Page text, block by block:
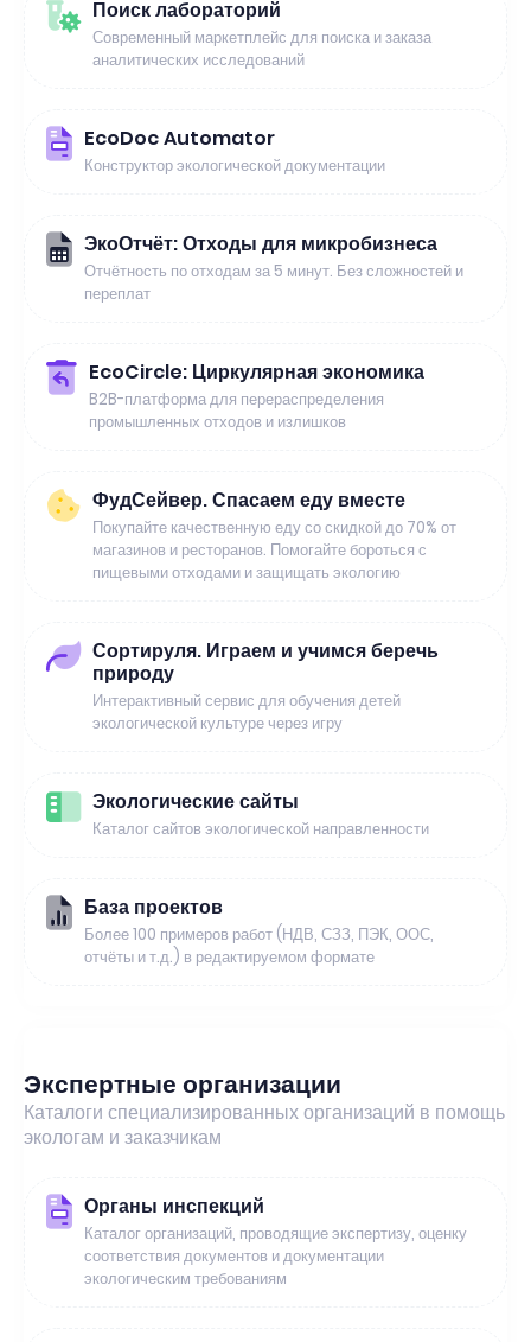
Поиск лабораторий
Современный маркетплейс для поиска и заказа
аналитических исследований
EcoDoc Automator
Конструктор экологической документации
ЭкоОтчёт: Отходы для микробизнеса
Отчётность по отходам за 5 минут. Без сложностей и
переплат
EcoCircle: Циркулярная экономика
B2B-платформа для перераспределения
промышленных отходов и излишков
ФудСейвер. Спасаем еду вместе
Покупайте качественную еду со скидкой до 70% от
магазинов и ресторанов. Помогайте бороться с
пищевыми отходами и защищать экологию
Сортируля. Играем и учимся беречь
природу
Интерактивный сервис для обучения детей
экологической культуре через игру
Экологические сайты
Каталог сайтов экологической направленности
База проектов
Более 100 примеров работ (НДВ, СЗЗ, ПЭК, ООС,
отчёты и т.д.) в редактируемом формате
Экспертные организации
Каталоги специализированных организаций в помощь
экологам и заказчикам
Органы инспекций
Каталог организаций, проводящие экспертизу, оценку
соответствия документов и документации
экологическим требованиям